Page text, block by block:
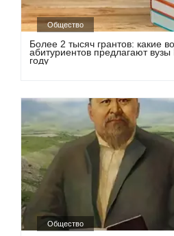
Общество
Более 2 тысяч грантов: какие
абитуриентов предлагают вузы
году
Общество